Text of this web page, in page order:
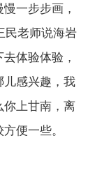
一步步画，
民老师说海岩
体验体验，
儿感兴趣，我
你上甘南，离
便一些。